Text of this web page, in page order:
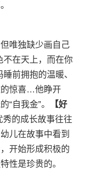
唯独缺少画自己
不在天上，而在你
前拥抱的温暖、
的惊喜…他睁开
“自我金”。
【好
秀的成长故事往往
儿在故事中看到
开始形成积极的
性是珍贵的。